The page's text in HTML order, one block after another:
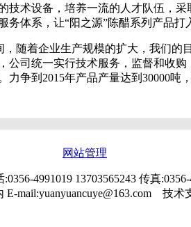
技术设备，培养一流的人才队伍，
务体系，让“阳之源”陈醋系列产品打
随着企业生产规模的扩大，我们的
公司统一实行技术服务，监督和收
力争到2015年产品产量达到30000吨
网站管理
4991019 13703565243 传真
E-mail:yuanyuancuye@163.com 技术